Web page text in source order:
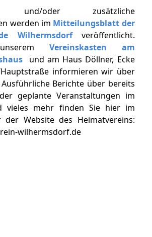
und/oder zusätzliche
werden im Mitteilungsblatt der
Wilhermsdorf veröffentlicht.
Vereinskasten am
und am Haus Döllner, Ecke
informieren wir über
Berichte über bereits
geplante Veranstaltungen im
vieles mehr finden Sie hier im
Website des Heimatvereins:
wilhermsdorf.de